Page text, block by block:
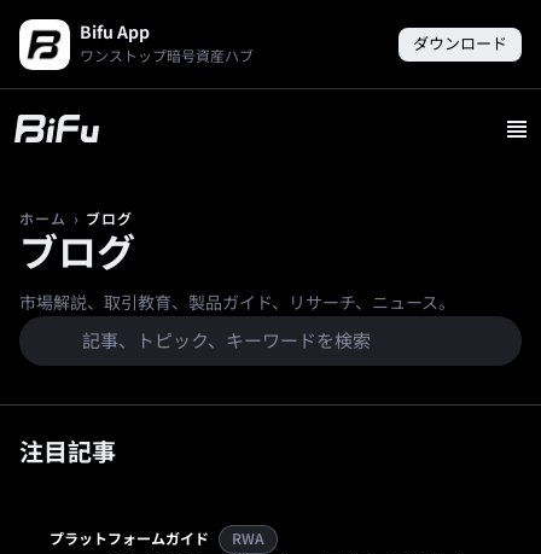
Bifu App
ワンストップ暗号資産ハブ
ダウンロード
ホーム › ブログ
ブログ
市場解説、取引教育、製品ガイド、リサーチ、ニュース。
注目記事
プラットフォームガイド RWA